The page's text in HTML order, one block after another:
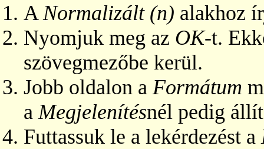
A Normalizált (n) alakhoz
Nyomjuk meg az OK-t.
szövegmezőbe kerül.
Jobb oldalon a Formátum
a Megjelenítésnél pedig
Futtassuk le a lekérdezést a